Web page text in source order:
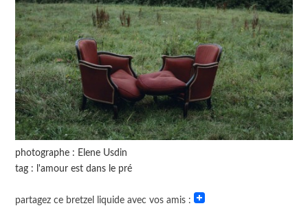
photographe : Elene Usdin
tag : l'amour est dans le pré
partagez ce bretzel liquide avec vos amis :